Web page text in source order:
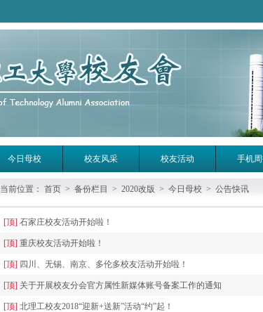
今日母校 校友风采 校友活动 手机
当前位置： 首页 > 备份栏目 > 2020改版 > 今日母校 > 公告快讯
[顶] 石家庄校友活动开始啦！
[顶] 重庆校友活动开始啦！
[顶] 四川、无锡、南京、多伦多校友活动开始啦！
[顶] 关于开展校友分会官方属性新媒体账号备案工作的通知
[顶] 北理工校友2018“迎新+送新”活动“约”起！